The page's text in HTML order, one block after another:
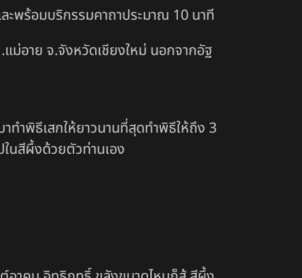
ะพร้อมบริกรรมคาถาประมาณ 10 นาที
ม่อาย จ.จังหวัดเชียงใหม่ นอกจากอัฐ
ทำพิธีเสกให้ยาวนานที่สุดทำพิธีให้ถึง 3
นสีผึ้งด้วยตัวท่านเอง